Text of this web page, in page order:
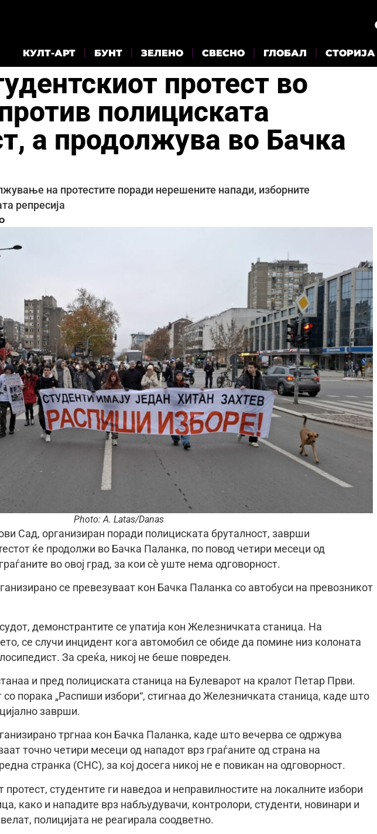
КУЛТ-АРТ БУНТ ЗЕЛЕНО СВЕСНО ГЛОБАЛ СТОРИЈА
протест во
полициската
а продолжува во Бачка
на протестите поради нерешените напади, изборните
репресија
Photo: A. Latas/Danas
Сад, организиран поради полициската бруталност, заврши
ќе продолжи во Бачка Паланка, по повод четири месеци од
во овој град, за кои сè уште нема одговорност.
се превезуваат кон Бачка Паланка со автобуси на превозникот
демонстрантите се упатија кон Железничката станица. На
се случи инцидент кога автомобил се обиде да помине низ колоната
За среќа, никој не беше повреден.
и пред полициската станица на Булеварот на кралот Петар Први.
со порака „Распиши избори“, стигнаа до Железничката станица, каде што
заврши.
тргнаа кон Бачка Паланка, каде што вечерва се одржува
точно четири месеци од нападот врз граѓаните од страна на
странка (СНС), за кој досега никој не е повикан на одговорност.
студентите ги наведоа и неправилностите на локалните избори
како и нападите врз набљудувачи, контролори, студенти, новинари и
полицијата не реагирала соодветно.